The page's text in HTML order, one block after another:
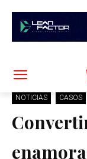
NOTICIAS CASOS